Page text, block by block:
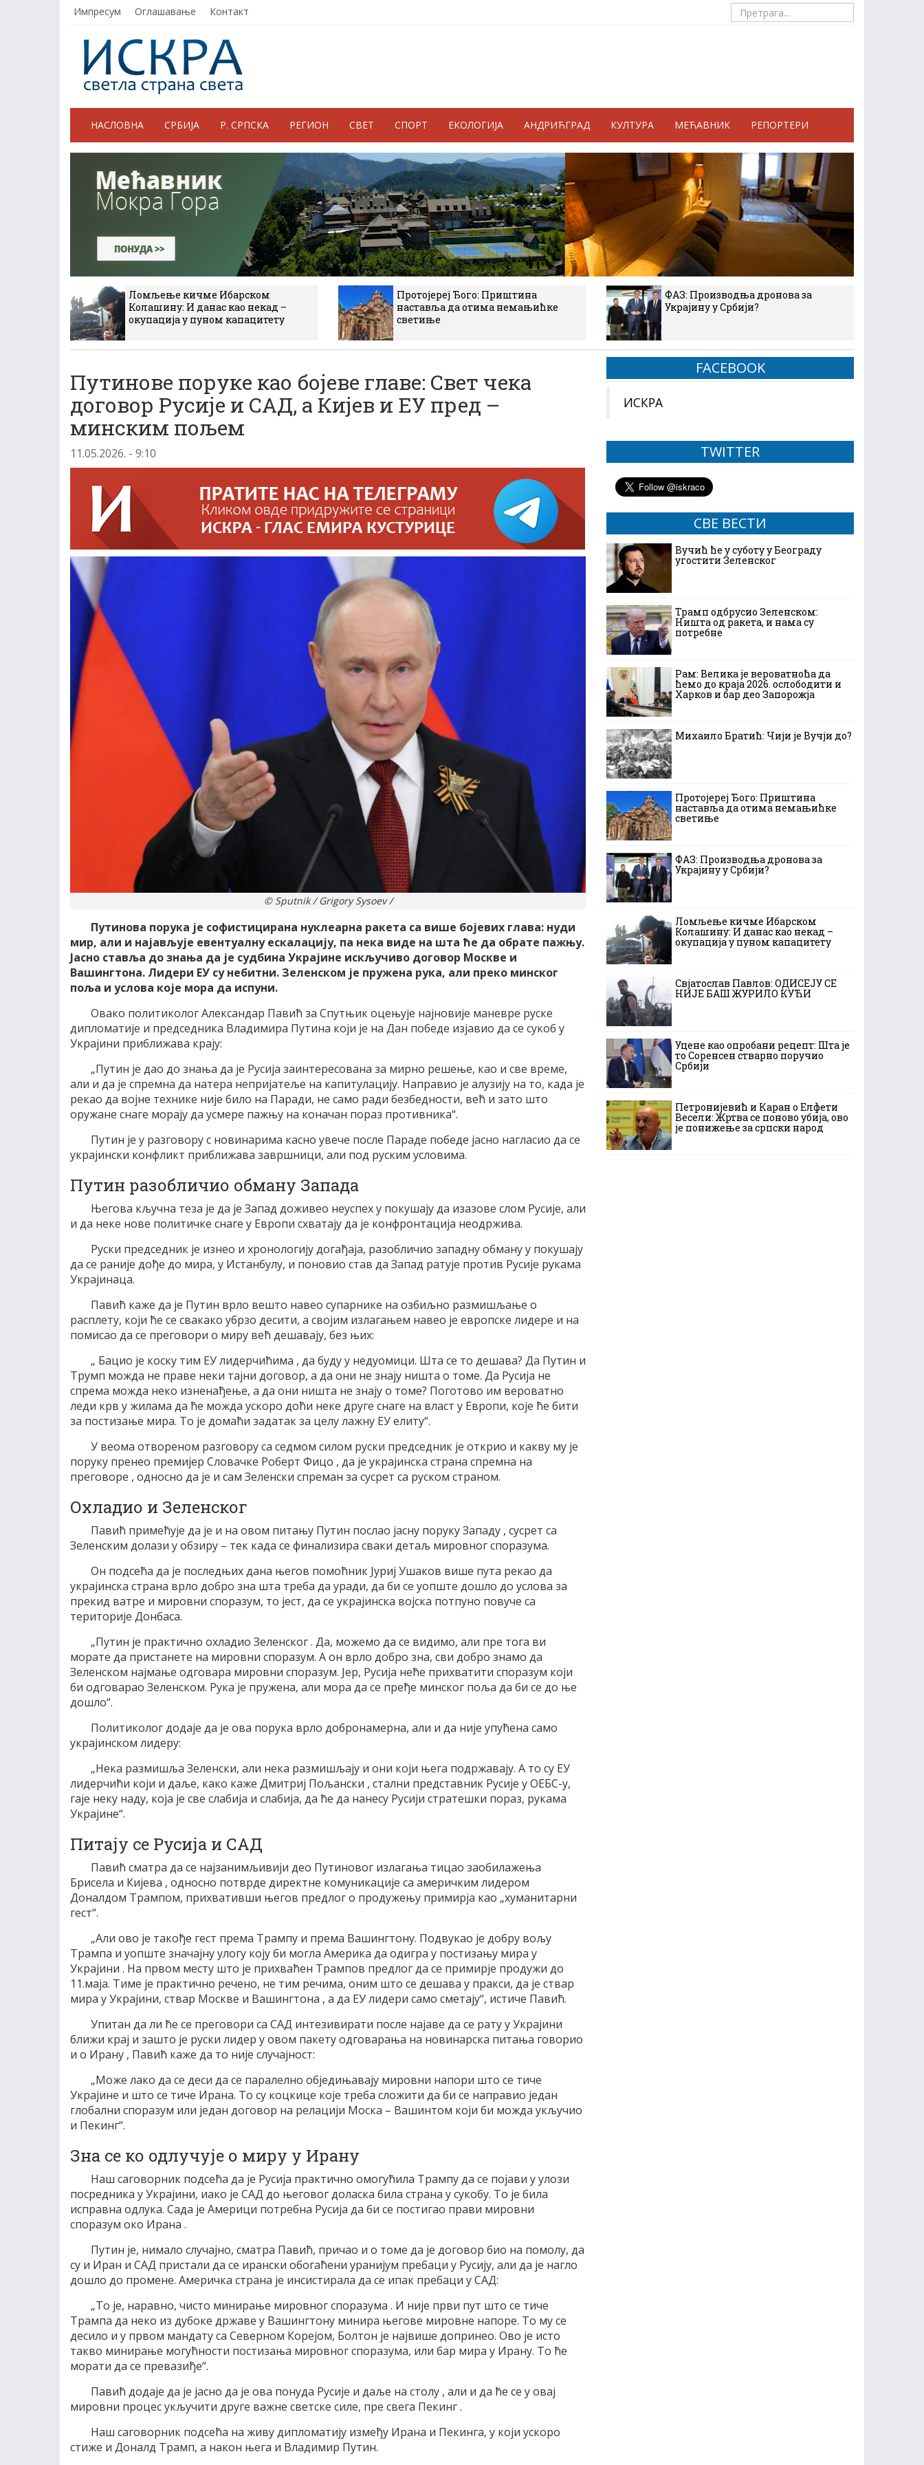
Импресум Оглашавање Контакт
НАСЛОВНА СРБИЈА Р. СРПСКА РЕГИОН СВЕТ СПОРТ ЕКОЛОГИЈА АНДРИЋГРАД КУЛТУРА МЕЋАВНИК РЕПОРТЕРИ
Ломљење кичме Ибарском
Колашину: И данас као некад –
окупација у пуном капацитету
Протојереј Ђого: Приштина
наставља да отима немањићке
светиње
ФАЗ: Производња дронова за
Украјину у Србији?
Путинове поруке као бојеве главе: Свет чека
договор Русије и САД, а Кијев и ЕУ пред –
минским пољем
11.05.2026. - 9:10
© Sputnik / Grigory Sysoev /
Путинова порука је софистицирана нуклеарна ракета са више бојевих глава: нуди
мир, али и најављује евентуалну ескалацију, па нека виде на шта ће да обрате пажњу.
Јасно ставља до знања да је судбина Украјине искључиво договор Москве и
Вашингтона. Лидери ЕУ су небитни. Зеленском је пружена рука, али преко минског
поља и услова које мора да испуни.
Овако политиколог Александар Павић за Спутњик оцењује најновије маневре руске
дипломатије и председника Владимира Путина који је на Дан победе изјавио да се сукоб у
Украјини приближава крају:
„Путин је дао до знања да је Русија заинтересована за мирно решење, као и све време,
али и да је спремна да натера непријатеље на капитулацију. Направио је алузију на то, када је
рекао да војне технике није било на Паради, не само ради безбедности, већ и зато што
оружане снаге морају да усмере пажњу на коначан пораз противника“.
Путин је у разговору с новинарима касно увече после Параде победе јасно нагласио да се
украјински конфликт приближава завршници, али под руским условима.
Путин разобличио обману Запада
Његова кључна теза је да је Запад доживео неуспех у покушају да изазове слом Русије, али
и да неке нове политичке снаге у Европи схватају да је конфронтација неодржива.
Руски председник је изнео и хронологију догађаја, разобличио западну обману у покушају
да се раније дође до мира, у Истанбулу, и поновио став да Запад ратује против Русије рукама
Украјинаца.
Павић каже да је Путин врло вешто навео супарнике на озбиљно размишљање о
расплету, који ће се свакако убрзо десити, а својим излагањем навео је европске лидере и на
помисао да се преговори о миру већ дешавају, без њих:
„ Бацио је коску тим ЕУ лидерчићима , да буду у недуомици. Шта се то дешава? Да Путин и
Трумп можда не праве неки тајни договор, а да они не знају ништа о томе. Да Русија не
спрема можда неко изненађење, а да они ништа не знају о томе? Поготово им вероватно
леди крв у жилама да ће можда ускоро доћи неке друге снаге на власт у Европи, које ће бити
за постизање мира. То је домаћи задатак за целу лажну ЕУ елиту“.
У веома отвореном разговору са седмом силом руски председник је открио и какву му је
поруку пренео премијер Словачке Роберт Фицо , да је украјинска страна спремна на
преговоре , односно да је и сам Зеленски спреман за сусрет са руском страном.
Охладио и Зеленског
Павић примећује да је и на овом питању Путин послао јасну поруку Западу , сусрет са
Зеленским долази у обзиру – тек када се финализира сваки детаљ мировног споразума.
Он подсећа да је последњих дана његов помоћник Јуриј Ушаков више пута рекао да
украјинска страна врло добро зна шта треба да уради, да би се уопште дошло до услова за
прекид ватре и мировни споразум, то јест, да се украјинска војска потпуно повуче са
територије Донбаса.
„Путин је практично охладио Зеленског . Да, можемо да се видимо, али пре тога ви
морате да пристанете на мировни споразум. А он врло добро зна, сви добро знамо да
Зеленском најмање одговара мировни споразум. Јер, Русија неће прихватити споразум који
би одговарао Зеленском. Рука је пружена, али мора да се пређе минског поља да би се до ње
дошло“.
Политиколог додаје да је ова порука врло добронамерна, али и да није упућена само
украјинском лидеру:
„Нека размишља Зеленски, али нека размишљају и они који њега подржавају. А то су ЕУ
лидерчићи који и даље, како каже Дмитриј Пољански , стални представник Русије у ОЕБС-у,
гаје неку наду, која је све слабија и слабија, да ће да нанесу Русији стратешки пораз, рукама
Украјине“.
Питају се Русија и САД
Павић сматра да се најзанимљивији део Путиновог излагања тицао заобилажења
Брисела и Кијева , односно потврде директне комуникације са америчким лидером
Доналдом Трампом, прихвативши његов предлог о продужењу примирја као „хуманитарни
гест“.
„Али ово је такође гест према Трампу и према Вашингтону. Подвукао је добру вољу
Трампа и уопште значајну улогу коју би могла Америка да одигра у постизању мира у
Украјини . На првом месту што је прихваћен Трампов предлог да се примирје продужи до
11.маја. Тиме је практично речено, не тим речима, оним што се дешава у пракси, да је ствар
мира у Украјини, ствар Москве и Вашингтона , а да ЕУ лидери само сметају“, истиче Павић.
Упитан да ли ће се преговори са САД интезивирати после најаве да се рату у Украјини
ближи крај и зашто је руски лидер у овом пакету одговарања на новинарска питања говорио
и о Ирану , Павић каже да то није случајност:
„Може лако да се деси да се паралелно обједињавају мировни напори што се тиче
Украјине и што се тиче Ирана. То су коцкице које треба сложити да би се направио један
глобални споразум или један договор на релацији Моска – Вашинтом који би можда укључио
и Пекинг“.
Зна се ко одлучује о миру у Ирану
Наш саговорник подсећа да је Русија практично омогућила Трампу да се појави у улози
посредника у Украјини, иако је САД до његовог доласка била страна у сукобу. То је била
исправна одлука. Сада је Америци потребна Русија да би се постигао прави мировни
споразум око Ирана .
Путин је, нимало случајно, сматра Павић, причао и о томе да је договор био на помолу, да
су и Иран и САД пристали да се ирански обогаћени уранијум пребаци у Русију, али да је нагло
дошло до промене. Америчка страна је инсистирала да се ипак пребаци у САД:
„То је, наравно, чисто минирање мировног споразума . И није први пут што се тиче
Трампа да неко из дубоке државе у Вашингтону минира његове мировне напоре. То му се
десило и у првом мандату са Северном Корејом, Болтон је највише допринео. Ово је исто
такво минирање могућности постизања мировног споразума, или бар мира у Ирану. То ће
морати да се превазиђе“.
Павић додаје да је јасно да је ова понуда Русије и даље на столу , али и да ће се у овај
мировни процес укључити друге важне светске силе, пре свега Пекинг .
Наш саговорник подсећа на живу дипломатију између Ирана и Пекинга, у који ускоро
стиже и Доналд Трамп, а након њега и Владимир Путин.
FACEBOOK
ИСКРА
TWITTER
СВЕ ВЕСТИ
Вучић ће у суботу у Београду
угостити Зеленског
Трамп одбрусио Зеленском:
Ништа од ракета, и нама су
потребне
Рам: Велика је вероватноћа да
ћемо до краја 2026. ослободити и
Харков и бар део Запорожја
Михаило Братић: Чији је Вучји до?
Протојереј Ђого: Приштина
наставља да отима немањићке
светиње
ФАЗ: Производња дронова за
Украјину у Србији?
Ломљење кичме Ибарском
Колашину: И данас као некад –
окупација у пуном капацитету
Свјатослав Павлов: ОДИСЕЈУ СЕ
НИЈЕ БАШ ЖУРИЛО КУЋИ
Уцене као опробани рецепт: Шта је
то Соренсен стварно поручио
Србији
Петронијевић и Каран о Елфети
Весели: Жртва се поново убија, ово
је понижење за српски народ